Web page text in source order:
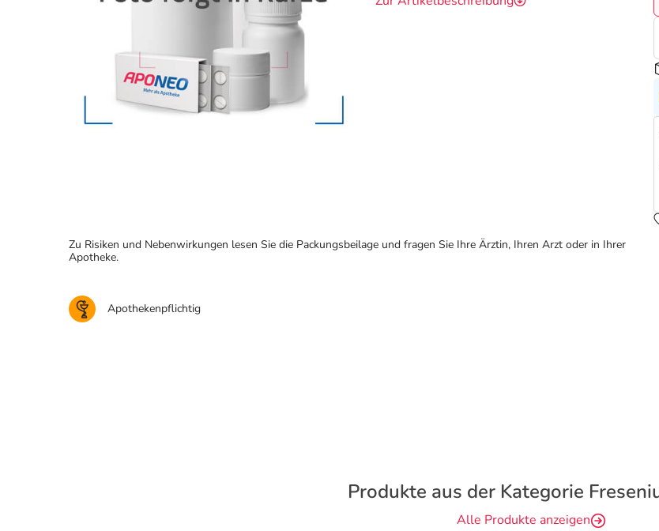
Zu Risiken und Nebenwirkungen lesen Sie die Packungsbeilage und fragen Sie Ihre Ärztin, Ihren Arzt oder in Ihrer
Apotheke.
Apothekenpflichtig
Produkte aus der Kategorie
Alle Produkte anzeigen